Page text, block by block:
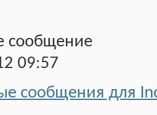
сообщение
09:57
сообщения для